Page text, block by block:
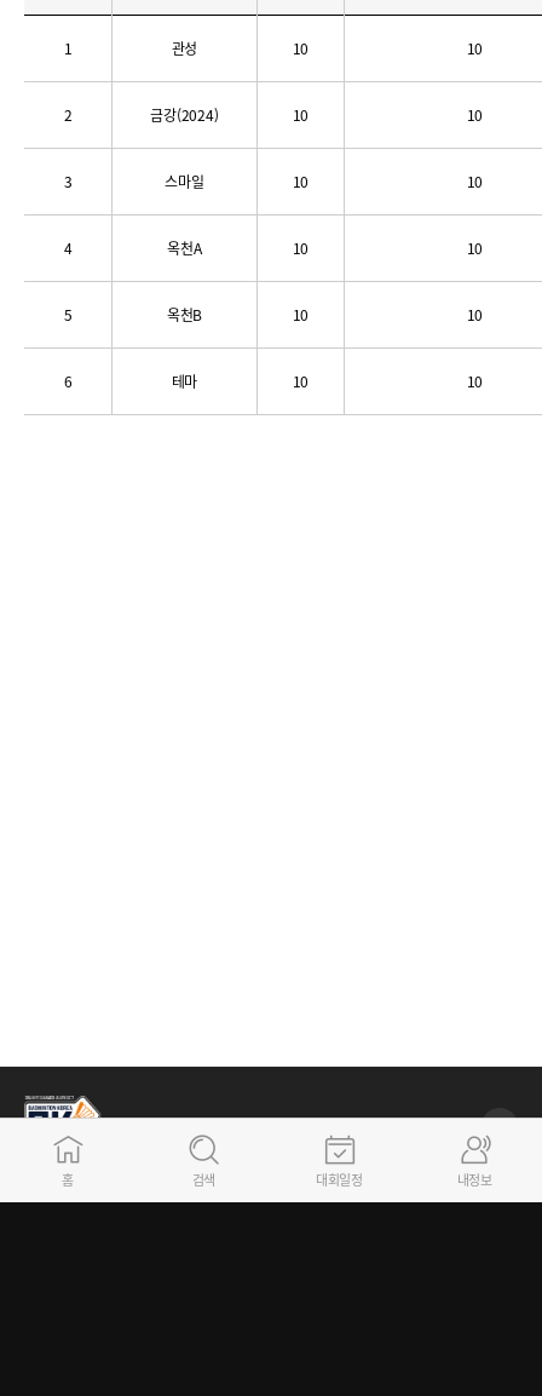
1 관성 10 10
2 금강(2024) 10 10
3 스마일 10 10
4 옥천A 10 10
5 옥천B 10 10
6 테마 10 10
사단법인 정보
(사단) 대한배드민턴협회
홈 검색 대회일정 내정보